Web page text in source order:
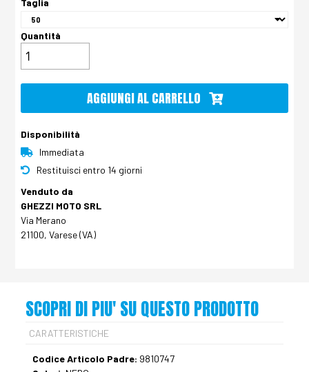
Quantità
AGGIUNGI AL CARRELLO
Disponibilità
Immediata
Restituisci entro 14 giorni
Venduto da
GHEZZI MOTO SRL
Via Merano
21100, Varese (VA)
SCOPRI DI PIU' SU QUESTO PRODOTTO
CARATTERISTICHE
Codice Articolo Padre: 9810747